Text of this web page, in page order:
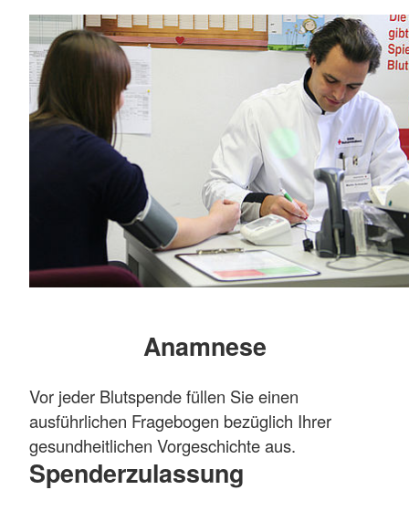
Anamnese
Vor jeder Blutspende füllen Sie einen
ausführlichen Fragebogen bezüglich Ihrer
gesundheitlichen Vorgeschichte aus.
Spenderzulassung